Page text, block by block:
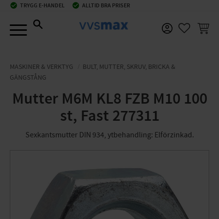
check_circle TRYGG E-HANDEL check_circle ALLTID BRA PRISER
MASKINER & VERKTYG
BULT, MUTTER, SKRUV, BRICKA &
GÄNGSTÅNG
Mutter M6M KL8 FZB M10 100
st, Fast 277311
Sexkantsmutter DIN 934, ytbehandling: Elförzinkad.